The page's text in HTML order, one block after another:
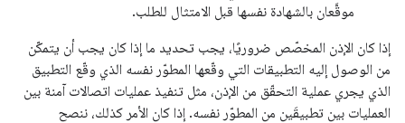
موقَّعان بالشهادة نفسها قبل الامتثال للطلب.
إذا كان الإذن المخصّص ضروريًا، يجب تحديد ما إذا كان يجب أن يتمكّن
من الوصول إليه التطبيقات التي وقّعها المطوّر نفسه الذي وقّع التطبيق
الذي يجري عملية التحقّق من الإذن، مثل تنفيذ عمليات اتصالات آمنة بين
العمليات بين تطبيقَين من المطوّر نفسه. إذا كان الأمر كذلك، ننصح